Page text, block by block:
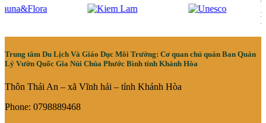
Trung tâm Du Lịch Và Giáo Dục Môi Trường: Cơ quan chủ quản Ban Quản
Lý Vườn Quốc Gia Núi Chúa Phước Bình tỉnh Khánh Hòa
Thôn Thái An – xã Vĩnh hải – tỉnh Khánh Hòa
Phone: 0798889468